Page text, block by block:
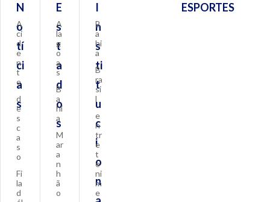
N
o
tí
ci
a
s
A
ci
d
e
n
t
e
d
e
s
c
a
s
o
Fi
la
d
E
s
t
a
d
o
s
A
la
g
o
a
s
B
a
hi
a
M
ar
a
n
h
ã
o
I
n
s
ti
t
u
c
i
o
n
B
a
hi
a
B
ra
si
l
e
n
tr
e
t
e
ni
m
e
ESPORTES